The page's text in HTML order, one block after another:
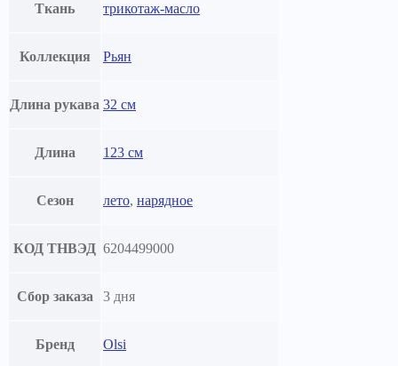
Ткань трикотаж-масло
Коллекция Рьян
Длина рукава 32 см
Длина 123 см
Сезон лето, нарядное
КОД ТНВЭД 6204499000
Сбор заказа 3 дня
Бренд Olsi